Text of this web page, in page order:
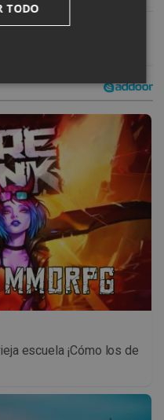
escuela ¡Cómo los de
TODO